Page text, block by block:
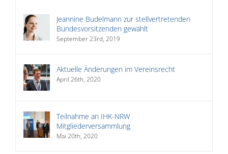
Jeannine Budelmann zur stellvertretenden
Bundesvorsitzenden gewählt
September 23rd, 2019
Aktuelle Änderungen im Vereinsrecht
April 26th, 2020
Teilnahme an IHK-NRW
Mitgliederversammlung
Mai 20th, 2020